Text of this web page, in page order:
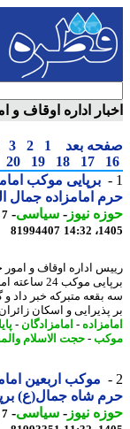
اداره اوقاف و امور
بعد 1
2
3
4
17
18
19
20
برپایی موکب
امامزاده جمال
نیوز-سیاسی-
81994407
اداره اوقاف و امور
برپایی موکب 24
متبرکه خبر داد و
و اسکان زائران،
- امامزادگان-پایان
-حجت الاسلام
موکب اربعین
شاه جمال(ع) برپا
نیوز-سیاسی-